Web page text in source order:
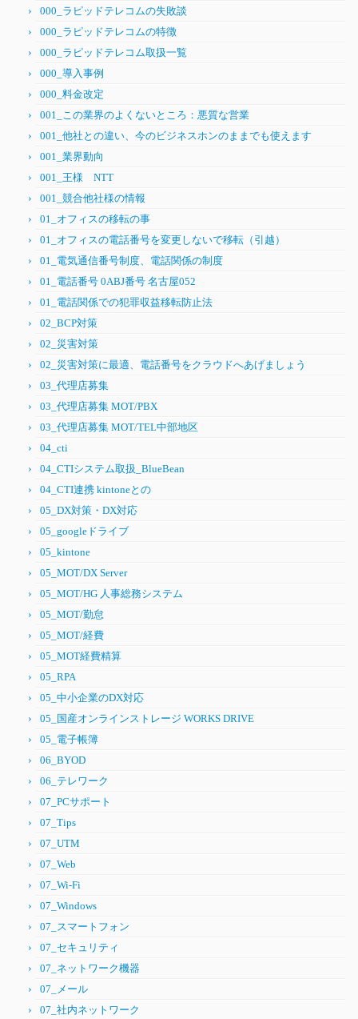
000_ラピッドテレコムの失敗談
000_ラピッドテレコムの特徴
000_ラピッドテレコム取扱一覧
000_導入事例
000_料金改定
001_この業界のよくないところ：悪質な営業
001_他社との違い、今のビジネスホンのままでも使えます
001_業界動向
001_王様 NTT
001_競合他社様の情報
01_オフィスの移転の事
01_オフィスの電話番号を変更しないで移転（引越）
01_電気通信番号制度、電話関係の制度
01_電話番号 0ABJ番号 名古屋052
01_電話関係での犯罪収益移転防止法
02_BCP対策
02_災害対策
02_災害対策に最適、電話番号をクラウドへあげましょう
03_代理店募集
03_代理店募集 MOT/PBX
03_代理店募集 MOT/TEL中部地区
04_cti
04_CTIシステム取扱_BlueBean
04_CTI連携 kintoneとの
05_DX対策・DX対応
05_googleドライブ
05_kintone
05_MOT/DX Server
05_MOT/HG 人事総務システム
05_MOT/勤怠
05_MOT/経費
05_MOT経費精算
05_RPA
05_中小企業のDX対応
05_国産オンラインストレージ WORKS DRIVE
05_電子帳簿
06_BYOD
06_テレワーク
07_PCサポート
07_Tips
07_UTM
07_Web
07_Wi-Fi
07_Windows
07_スマートフォン
07_セキュリティ
07_ネットワーク機器
07_メール
07_社内ネットワーク